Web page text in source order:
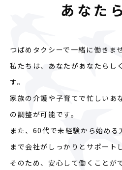
あなた
つばめタクシーで一緒に働きま
私たちは、あなたがあなたらし
す。
家族の介護や子育てで忙しいあ
の調整が可能です。
また、60代で未経験から始める
まで会社がしっかりとサポート
そのため、安心して働くことが